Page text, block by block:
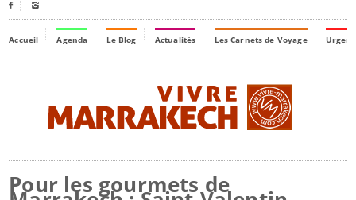
 
Accueil Agenda Le Blog Actualités Les Carnets de Voyage
Pour les gourmets de